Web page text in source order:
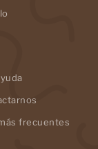
frecuentes